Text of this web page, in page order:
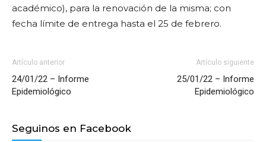
académico), para la renovación de la misma; con
fecha límite de entrega hasta el 25 de febrero.
Artículo anterior
24/01/22 – Informe
Epidemiológico
Artículo siguiente
25/01/22 – Informe
Epidemiológico
Seguinos en Facebook